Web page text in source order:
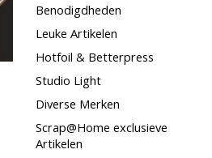
Benodigdheden
Leuke Artikelen
Hotfoil & Betterpress
Studio Light
Diverse Merken
Scrap@Home exclusieve
Artikelen